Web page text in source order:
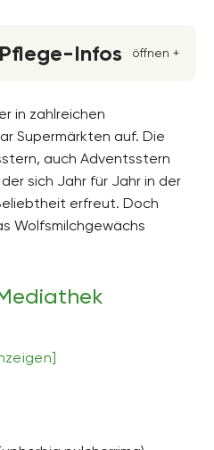
Infos öffnen +
Dezember
in zahlreichen
Supermärkten auf. Die
auch Adventsstern
sich Jahr für Jahr in der
erfreut. Doch
Wolfsmilchgewächs